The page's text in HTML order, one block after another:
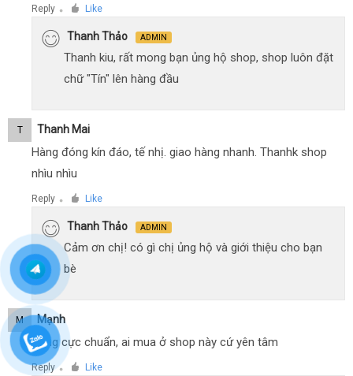
Reply ● Like
Thanh Thảo ADMIN
Thanh kiu, rất mong bạn ủng hộ shop, shop luôn đặt
chữ "Tín" lên hàng đầu
T Thanh Mai
Hàng đóng kín đáo, tế nhị. giao hàng nhanh. Thanhk shop
nhìu nhìu
Reply ● Like
Thanh Thảo ADMIN
Cảm ơn chị! có gì chị ủng hộ và giới thiệu cho bạn
bè
M Mạnh
Hàng cực chuẩn, ai mua ở shop này cứ yên tâm
Reply ● Like